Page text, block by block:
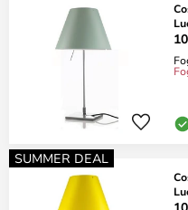
SUMMER DEAL